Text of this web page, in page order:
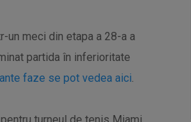
un meci din etapa a 28-a a
partida în inferioritate
faze se pot vedea aici.